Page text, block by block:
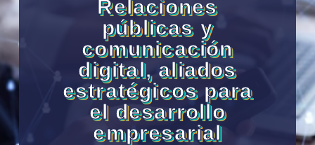
Relaciones
públicas y
comunicación
digital, aliados
estratégicos para
el desarrollo
empresarial